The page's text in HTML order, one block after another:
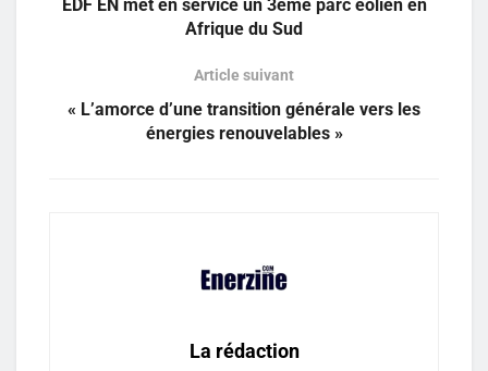
EDF EN met en service un 3ème parc éolien en
Afrique du Sud
Article suivant
« L’amorce d’une transition générale vers les
énergies renouvelables »
La rédaction